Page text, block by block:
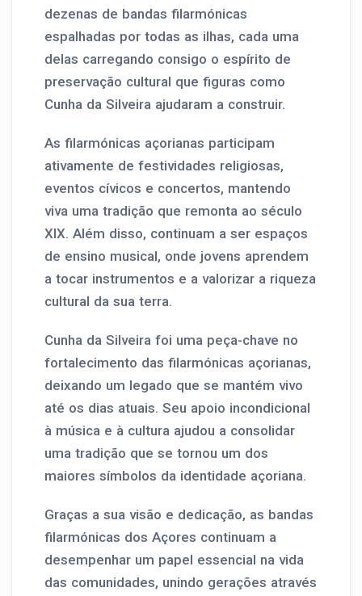
dezenas de bandas filarmónicas
espalhadas por todas as ilhas, cada uma
delas carregando consigo o espírito de
preservação cultural que figuras como
Cunha da Silveira ajudaram a construir.
As filarmónicas açorianas participam
ativamente de festividades religiosas,
eventos cívicos e concertos, mantendo
viva uma tradição que remonta ao século
XIX. Além disso, continuam a ser espaços
de ensino musical, onde jovens aprendem
a tocar instrumentos e a valorizar a riqueza
cultural da sua terra.
Cunha da Silveira foi uma peça-chave no
fortalecimento das filarmónicas açorianas,
deixando um legado que se mantém vivo
até os dias atuais. Seu apoio incondicional
à música e à cultura ajudou a consolidar
uma tradição que se tornou um dos
maiores símbolos da identidade açoriana.
Graças a sua visão e dedicação, as bandas
filarmónicas dos Açores continuam a
desempenhar um papel essencial na vida
das comunidades, unindo gerações através